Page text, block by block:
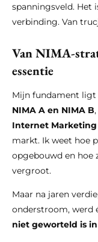
spanningsveld. Het
verbinding. Van
Van NIMA-
essentie
Mijn fundament ligt
NIMA A en NIMA B
Internet
markt. Ik weet hoe
opgebouwd en hoe
vergroot.
Maar na jaren
onderstroom, werd
niet geworteld is